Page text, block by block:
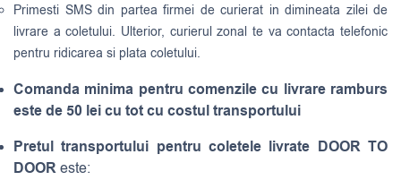
Primesti SMS din partea firmei de curierat in dimineata zilei de
livrare a coletului. Ulterior, curierul zonal te va contacta telefonic
pentru ridicarea si plata coletului.
Comanda minima pentru comenzile cu livrare ramburs
este de 50 lei cu tot cu costul transportului
Pretul transportului pentru coletele livrate DOOR TO
DOOReste: